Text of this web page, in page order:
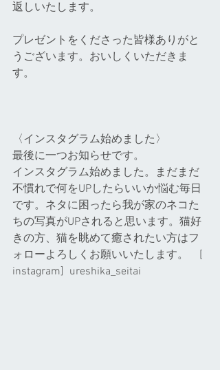
返しいたします。
プレゼントをくださった皆様ありがと
うございます。おいしくいただきま
す。
〈インスタグラム始めました〉
最後に一つお知らせです。
インスタグラム始めました。まだまだ
不慣れで何をUPしたらいいか悩む毎日
です。ネタに困ったら我が家のネコた
ちの写真がUPされると思います。猫好
きの方、猫を眺めて癒されたい方はフ
ォローよろしくお願いいたします。    [
instagram]  ureshika_seitai